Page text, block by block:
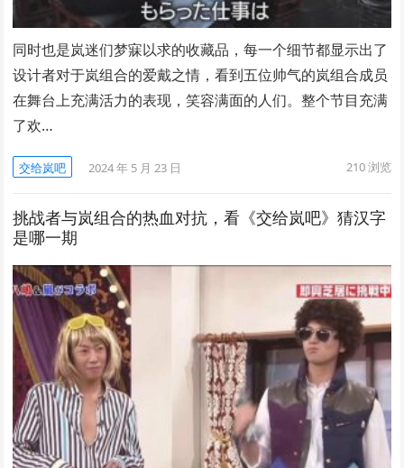
同时也是岚迷们梦寐以求的收藏品，每一个细节都显示出了
设计者对于岚组合的爱戴之情，看到五位帅气的岚组合成员
在舞台上充满活力的表现，笑容满面的人们。整个节目充满
了欢…
交给岚吧 2024 年 5 月 23 日 210浏览
挑战者与岚组合的热血对抗，看《交给岚吧》猜汉字
是哪一期